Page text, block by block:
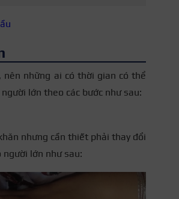
những ai có thời gian có thể
lớn theo các bước như sau:
nhưng cần thiết phải thay đổi
người lớn như sau: